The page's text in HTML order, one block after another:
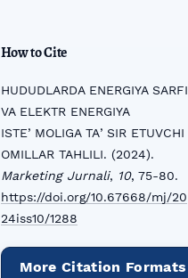
How to Cite
HUDUDLARDA ENERGIYA SARFI
VA ELEKTR ENERGIYA
ISTEʼMOLIGA TAʼSIR ETUVCHI
OMILLAR TAHLILI. (2024).
Marketing Jurnali, 10, 75-80.
https://doi.org/10.67668/mj/20
24iss10/1288
More Citation Formats